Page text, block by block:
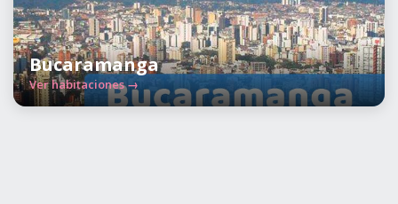
Bucaramanga
Ver habitaciones →